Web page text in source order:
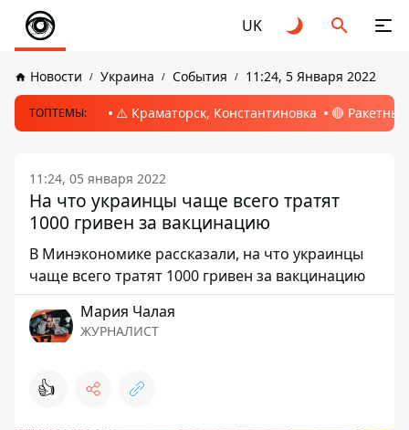
UK
Новости Украина События 11:24, 5 Января 2022
ТОПТЕМЫ: ⚠️ Краматорск, Константиновка 🔴
11:24, 05 января 2022
На что украинцы чаще всего тратят
1000 гривен за вакцинацию
В Минэкономике рассказали, на что украинцы
чаще всего тратят 1000 гривен за вакцинацию
Мария Чалая
ЖУРНАЛИСТ
👍